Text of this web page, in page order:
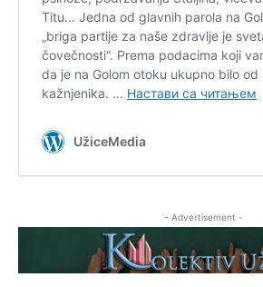
- Advertisement -